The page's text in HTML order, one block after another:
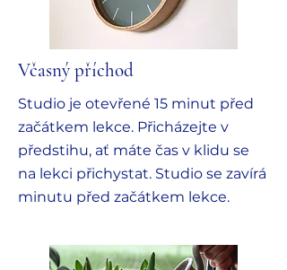
Včasný příchod
Studio je otevřené 15 minut před
začátkem lekce. Přicházejte v
předstihu, ať máte čas v klidu se
na lekci přichystat. Studio se zavírá
minutu před začátkem lekce.